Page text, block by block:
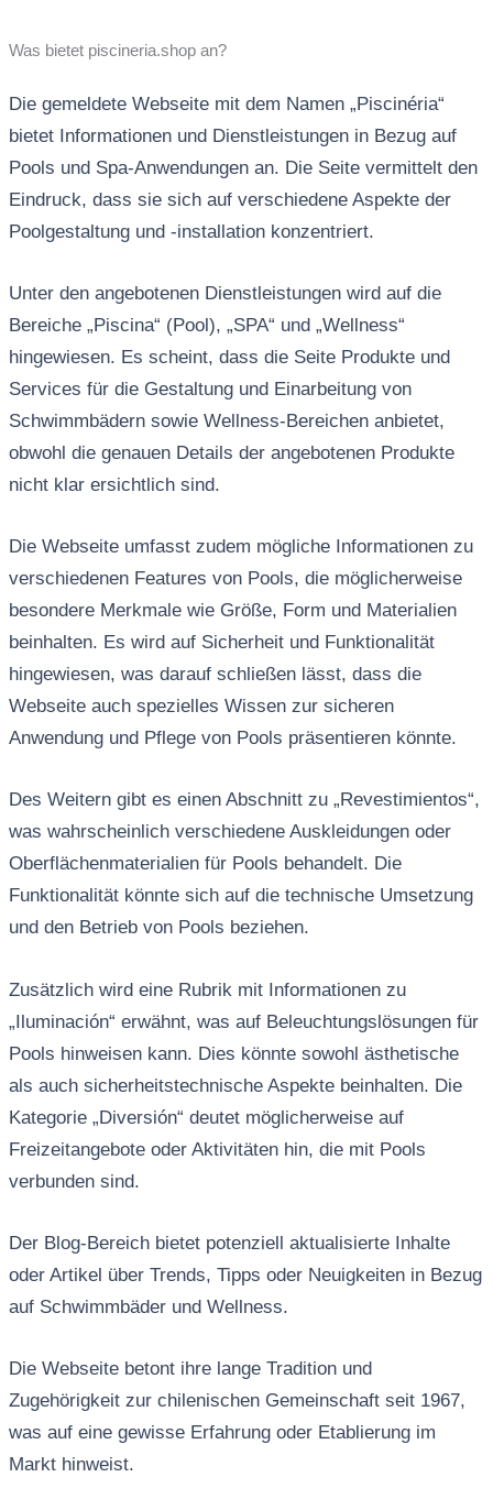
Was bietet piscineria.shop an?
Die gemeldete Webseite mit dem Namen „Piscinéria“
bietet Informationen und Dienstleistungen in Bezug auf
Pools und Spa-Anwendungen an. Die Seite vermittelt den
Eindruck, dass sie sich auf verschiedene Aspekte der
Poolgestaltung und -installation konzentriert.
Unter den angebotenen Dienstleistungen wird auf die
Bereiche „Piscina“ (Pool), „SPA“ und „Wellness“
hingewiesen. Es scheint, dass die Seite Produkte und
Services für die Gestaltung und Einarbeitung von
Schwimmbädern sowie Wellness-Bereichen anbietet,
obwohl die genauen Details der angebotenen Produkte
nicht klar ersichtlich sind.
Die Webseite umfasst zudem mögliche Informationen zu
verschiedenen Features von Pools, die möglicherweise
besondere Merkmale wie Größe, Form und Materialien
beinhalten. Es wird auf Sicherheit und Funktionalität
hingewiesen, was darauf schließen lässt, dass die
Webseite auch spezielles Wissen zur sicheren
Anwendung und Pflege von Pools präsentieren könnte.
Des Weitern gibt es einen Abschnitt zu „Revestimientos“,
was wahrscheinlich verschiedene Auskleidungen oder
Oberflächenmaterialien für Pools behandelt. Die
Funktionalität könnte sich auf die technische Umsetzung
und den Betrieb von Pools beziehen.
Zusätzlich wird eine Rubrik mit Informationen zu
„Iluminación“ erwähnt, was auf Beleuchtungslösungen für
Pools hinweisen kann. Dies könnte sowohl ästhetische
als auch sicherheitstechnische Aspekte beinhalten. Die
Kategorie „Diversión“ deutet möglicherweise auf
Freizeitangebote oder Aktivitäten hin, die mit Pools
verbunden sind.
Der Blog-Bereich bietet potenziell aktualisierte Inhalte
oder Artikel über Trends, Tipps oder Neuigkeiten in Bezug
auf Schwimmbäder und Wellness.
Die Webseite betont ihre lange Tradition und
Zugehörigkeit zur chilenischen Gemeinschaft seit 1967,
was auf eine gewisse Erfahrung oder Etablierung im
Markt hinweist.